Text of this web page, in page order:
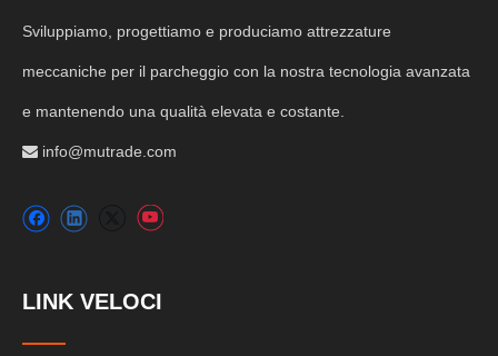
Sviluppiamo, progettiamo e produciamo attrezzature
meccaniche per il parcheggio con la nostra tecnologia avanzata
e mantenendo una qualità elevata e costante.
 info@mutrade.com
LINK VELOCI